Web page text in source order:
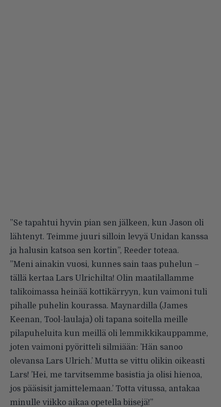
”Se tapahtui hyvin pian sen jälkeen, kun Jason oli
lähtenyt. Teimme juuri silloin levyä Unidan kanssa
ja halusin katsoa sen kortin”, Reeder toteaa.
”Meni ainakin vuosi, kunnes sain taas puhelun –
tällä kertaa Lars Ulrichilta! Olin maatilallamme
talikoimassa heinää kottikärryyn, kun vaimoni tuli
pihalle puhelin kourassa. Maynardilla (James
Keenan, Tool-laulaja) oli tapana soitella meille
pilapuheluita kun meillä oli lemmikkikauppamme,
joten vaimoni pyöritteli silmiään: ’Hän sanoo
olevansa Lars Ulrich.’ Mutta se vittu olikin oikeasti
Lars! ’Hei, me tarvitsemme basistia ja olisi hienoa,
jos pääsisit jamittelemaan.’ Totta vitussa, antakaa
minulle viikko aikaa opetella biisejä!”